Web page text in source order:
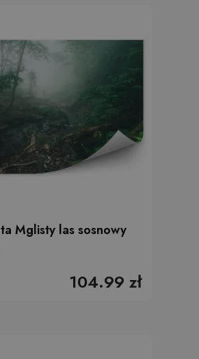
Mglisty las sosnowy
104.99 zł